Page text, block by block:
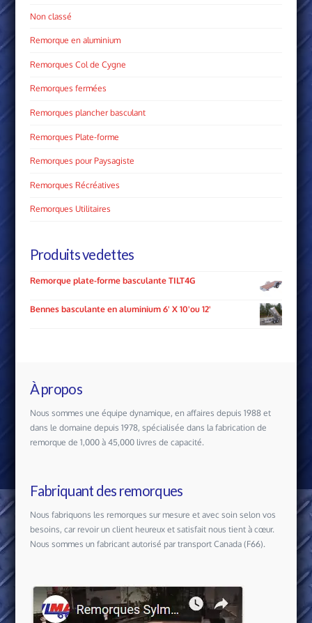
Non classé
Remorque en aluminium
Remorques Col de Cygne
Remorques fermées
Remorques plancher basculant
Remorques Plate­-forme
Remorques pour Paysagiste
Remorques Récréatives
Remorques Utilitaires
Produits vedettes
Remorque plate-forme basculante TILT4G
Bennes basculante en aluminium 6' X 10'ou 12'
À propos
Nous sommes une équipe dynamique, en affaires depuis 1988 et
dans le domaine depuis 1978, spécialisée dans la fabrication de
remorque de 1,000 à 45,000 livres de capacité.
Fabriquant des remorques
Nous fabriquons les remorques sur mesure et avec soin selon vos
besoins, car revoir un client heureux et satisfait nous tient à cœur.
Nous sommes un fabricant autorisé par transport Canada (F66).